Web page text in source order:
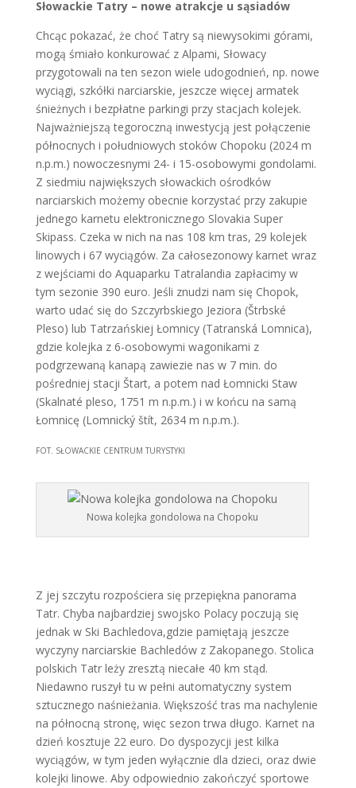
Słowackie Tatry – nowe atrakcje u sąsiadów
Chcąc pokazać, że choć Tatry są niewysokimi górami,
mogą śmiało konkurować z Alpami, Słowacy
przygotowali na ten sezon wiele udogodnień, np. nowe
wyciągi, szkółki narciarskie, jeszcze więcej armatek
śnieżnych i bezpłatne parkingi przy stacjach kolejek.
Najważniejszą tegoroczną inwestycją jest połączenie
północnych i południowych stoków Chopoku (2024 m
n.p.m.) nowoczesnymi 24- i 15-osobowymi gondolami.
Z siedmiu największych słowackich ośrodków
narciarskich możemy obecnie korzystać przy zakupie
jednego karnetu elektronicznego Slovakia Super
Skipass. Czeka w nich na nas 108 km tras, 29 kolejek
linowych i 67 wyciągów. Za całosezonowy karnet wraz
z wejściami do Aquaparku Tatralandia zapłacimy w
tym sezonie 390 euro. Jeśli znudzi nam się Chopok,
warto udać się do Szczyrbskiego Jeziora (Štrbské
Pleso) lub Tatrzańskiej Łomnicy (Tatranská Lomnica),
gdzie kolejka z 6-osobowymi wagonikami z
podgrzewaną kanapą zawiezie nas w 7 min. do
pośredniej stacji Štart, a potem nad Łomnicki Staw
(Skalnaté pleso, 1751 m n.p.m.) i w końcu na samą
Łomnicę (Lomnický štít, 2634 m n.p.m.).
FOT. SŁOWACKIE CENTRUM TURYSTYKI
Nowa kolejka gondolowa na Chopoku
Z jej szczytu rozpościera się przepiękna panorama
Tatr. Chyba najbardziej swojsko Polacy poczują się
jednak w Ski Bachledova,gdzie pamiętają jeszcze
wyczyny narciarskie Bachledów z Zakopanego. Stolica
polskich Tatr leży zresztą niecałe 40 km stąd.
Niedawno ruszył tu w pełni automatyczny system
sztucznego naśnieżania. Większość tras ma nachylenie
na północną stronę, więc sezon trwa długo. Karnet na
dzień kosztuje 22 euro. Do dyspozycji jest kilka
wyciągów, w tym jeden wyłącznie dla dzieci, oraz dwie
kolejki linowe. Aby odpowiednio zakończyć sportowe